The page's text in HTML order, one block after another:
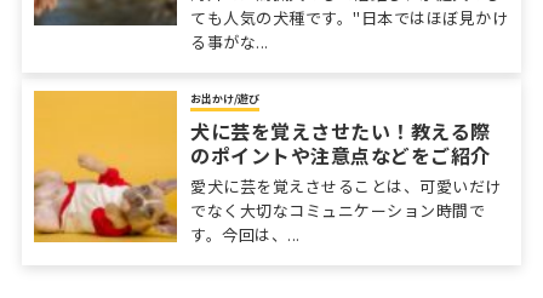
ても人気の犬種です。"日本ではほぼ見かけ
る事がな...
お出かけ/遊び
犬に芸を覚えさせたい！教える際
のポイントや注意点などをご紹介
愛犬に芸を覚えさせることは、可愛いだけ
でなく大切なコミュニケーション時間で
す。今回は、...